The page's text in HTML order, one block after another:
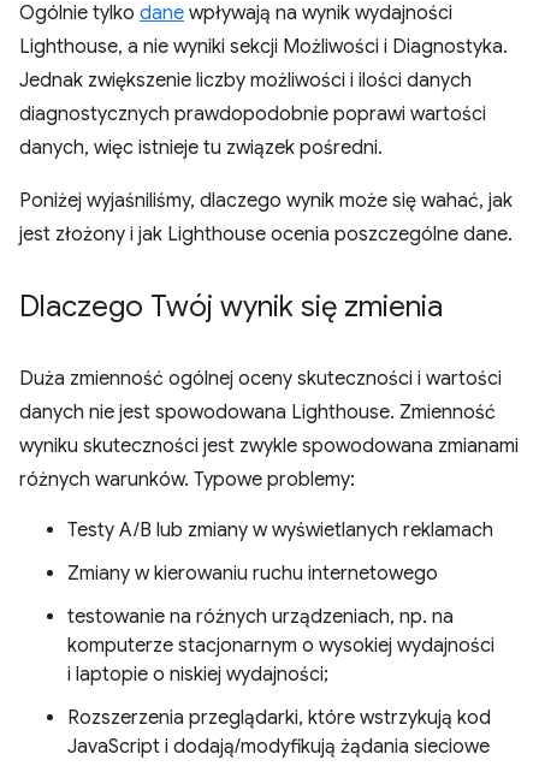
Ogólnie tylko dane wpływają na wynik wydajności
Lighthouse, a nie wyniki sekcji Możliwości i Diagnostyka.
Jednak zwiększenie liczby możliwości i ilości danych
diagnostycznych prawdopodobnie poprawi wartości
danych, więc istnieje tu związek pośredni.
Poniżej wyjaśniliśmy, dlaczego wynik może się wahać, jak
jest złożony i jak Lighthouse ocenia poszczególne dane.
Dlaczego Twój wynik się zmienia
Duża zmienność ogólnej oceny skuteczności i wartości
danych nie jest spowodowana Lighthouse. Zmienność
wyniku skuteczności jest zwykle spowodowana zmianami
różnych warunków. Typowe problemy:
Testy A/B lub zmiany w wyświetlanych reklamach
Zmiany w kierowaniu ruchu internetowego
testowanie na różnych urządzeniach, np. na
komputerze stacjonarnym o wysokiej wydajności
i laptopie o niskiej wydajności;
Rozszerzenia przeglądarki, które wstrzykują kod
JavaScript i dodają/modyfikują żądania sieciowe